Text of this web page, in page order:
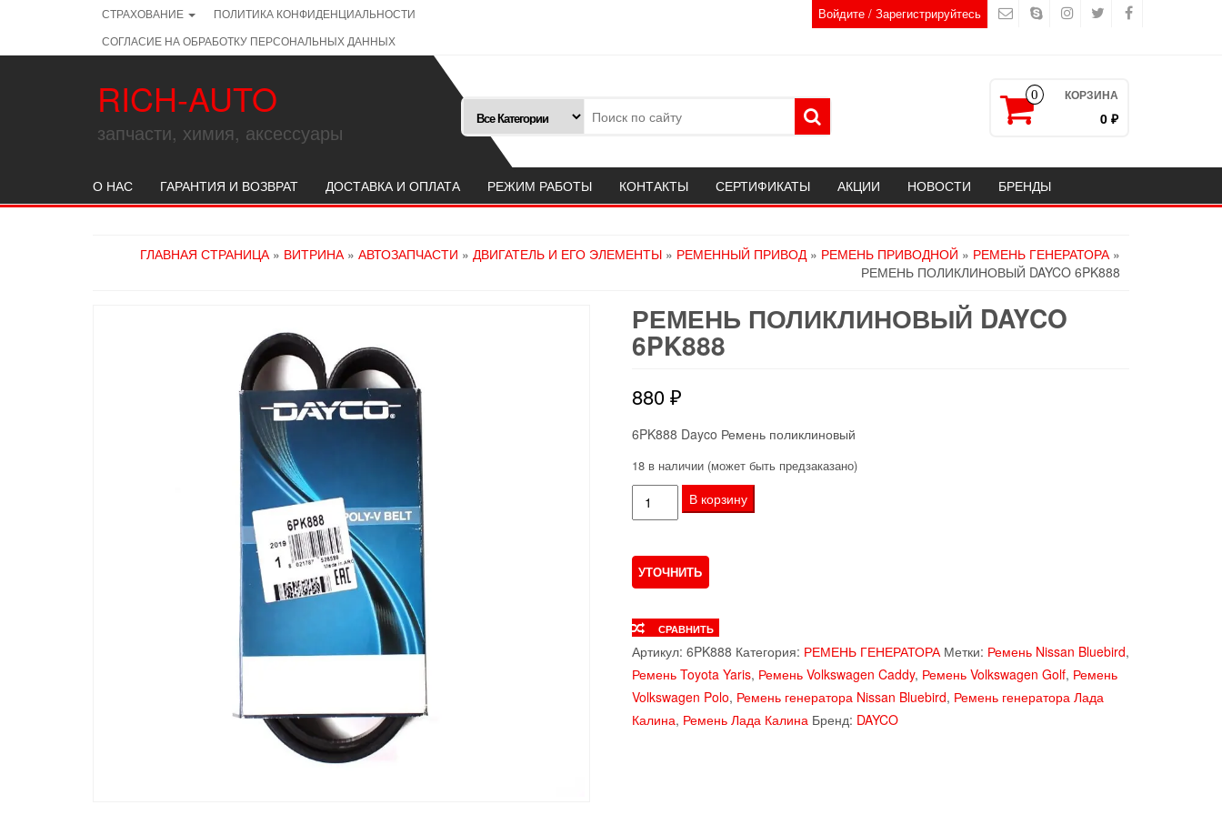
СТРАХОВАНИЕ
ПОЛИТИКА КОНФИДЕНЦИАЛЬНОСТИ
СОГЛАСИЕ НА ОБРАБОТКУ ПЕРСОНАЛЬНЫХ ДАННЫХ
Войдите / Зарегистрируйтесь
RICH-AUTO
запчасти, химия, аксессуары
0 КОРЗИНА
0 ₽
О НАС ГАРАНТИЯ И ВОЗВРАТ ДОСТАВКА И ОПЛАТА РЕЖИМ РАБОТЫ КОНТАКТЫ СЕРТИФИКАТЫ АКЦИИ НОВОСТИ БРЕНДЫ
ГЛАВНАЯ СТРАНИЦА» ВИТРИНА» АВТОЗАПЧАСТИ » ДВИГАТЕЛЬ И ЕГО ЭЛЕМЕНТЫ » РЕМЕННЫЙ ПРИВОД» РЕМЕНЬ ПРИВОДНОЙ » РЕМЕНЬ ГЕНЕРАТОРА»
РЕМЕНЬ ПОЛИКЛИНОВЫЙ DAYCO 6PK888
РЕМЕНЬ ПОЛИКЛИНОВЫЙ DAYCO
6PK888
880₽
6PK888 Dayco Ремень поликлиновый
18 в наличии (может быть предзаказано)
Количество
товара
поликлиновый
Dayco
В корзину
СРАВНИТЬ
Артикул: 6PK888 Категория: РЕМЕНЬ ГЕНЕРАТОРА Метки: Ремень Nissan Bluebird,
Ремень Toyota Yaris, Ремень Volkswagen Caddy, Ремень Volkswagen Golf, Ремень
Volkswagen Polo, Ремень генератора Nissan Bluebird, Ремень генератора Лада
Калина, Ремень Лада Калина Бренд: DAYCO